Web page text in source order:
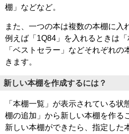
棚」などなど。
また、一つの本は複数の本棚に入
例えば「1Q84」を入れるときは「
「ベストセラー」などそれぞれ
きます。
新しい本棚を作成するには？
「本棚一覧」が表示されている
棚の追加」から新しい本棚を作る
新しい本棚ができたら、指定した